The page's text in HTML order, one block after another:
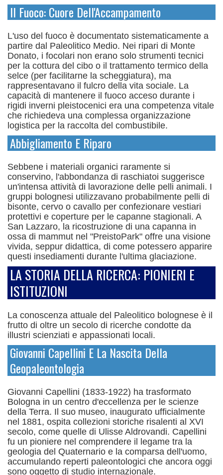
Il Fuoco: Cuore Dell'Accampamento
L'uso del fuoco è documentato sistematicamente a
partire dal Paleolitico Medio. Nei ripari di Monte
Donato, i focolari non erano solo strumenti tecnici
per la cottura del cibo o il trattamento termico della
selce (per facilitarne la scheggiatura), ma
rappresentavano il fulcro della vita sociale. La
capacità di mantenere il fuoco acceso durante i
rigidi inverni pleistocenici era una competenza vitale
che richiedeva una complessa organizzazione
logistica per la raccolta del combustibile.
Abbigliamento E Riparo
Sebbene i materiali organici raramente si
conservino, l'abbondanza di raschiatoi suggerisce
un'intensa attività di lavorazione delle pelli animali. I
gruppi bolognesi utilizzavano probabilmente pelli di
bisonte, cervo o cavallo per confezionare vestiari
protettivi e coperture per le capanne stagionali. A
San Lazzaro, la ricostruzione di una capanna in
ossa di mammut nel "PreistoPark" offre una visione
vivida, seppur didattica, di come potessero apparire
questi insediamenti durante l'ultima glaciazione.
LA STORIA DELLA RICERCA: PIONIERI E
ISTITUZIONI
La conoscenza attuale del Paleolitico bolognese è il
frutto di oltre un secolo di ricerche condotte da
illustri scienziati e appassionati locali.
Giovanni Capellini E La Nascita Della
Geopaleontologia
Giovanni Capellini (1833-1922) ha trasformato
Bologna in un centro d'eccellenza per le scienze
della Terra. Il suo museo, inaugurato ufficialmente
nel 1881, ospita collezioni storiche risalenti al XVI
secolo, come quelle di Ulisse Aldrovandi. Capellini
fu un pioniere nel comprendere il legame tra la
geologia del Quaternario e la comparsa dell'uomo,
accumulando reperti paleontologici che ancora oggi
sono oggetto di studio internazionale.